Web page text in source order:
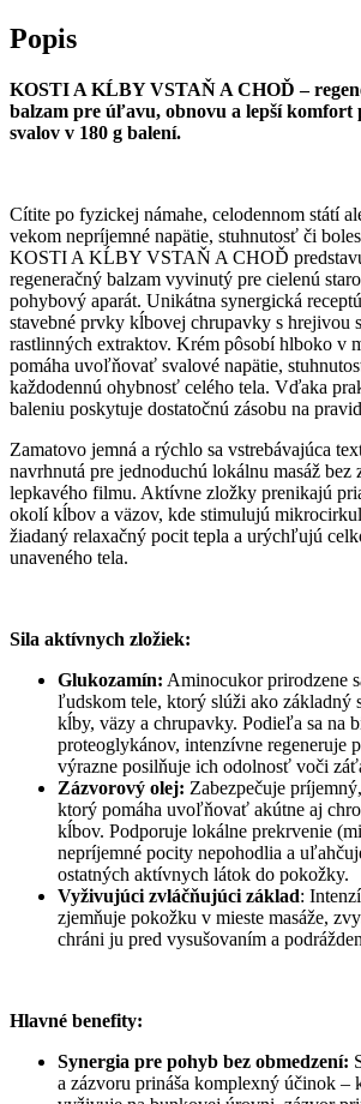
Popis
KOSTI A KĹBY VSTAŇ A CHOĎ –
balzam pre úľavu, obnovu a lepší komfort
svalov v 180 g balení.
Cítite po fyzickej námahe, celodennom státí
vekom nepríjemné napätie, stuhnutosť či
KOSTI A KĹBY VSTAŇ A CHOĎ
regeneračný balzam vyvinutý pre cielenú
pohybový aparát. Unikátna synergická
stavebné prvky kĺbovej chrupavky s hrejivou
rastlinných extraktov. Krém pôsobí hlboko v
pomáha uvoľňovať svalové napätie,
každodennú ohybnosť celého tela. Vďaka
baleniu poskytuje dostatočnú zásobu na
Zamatovo jemná a rýchlo sa vstrebávajúca
navrhnutá pre jednoduchú lokálnu masáž bez
lepkavého filmu. Aktívne zložky prenikajú
okolí kĺbov a väzov, kde stimulujú
žiadaný relaxačný pocit tepla a urýchľujú
unaveného tela.
Sila aktívnych zložiek:
Glukozamín: Aminocukor prirodzene
ľudskom tele, ktorý slúži ako základný
kĺby, väzy a chrupavky. Podieľa sa na
proteoglykánov, intenzívne regeneruje
výrazne posilňuje ich odolnosť voči
Zázvorový olej: Zabezpečuje
ktorý pomáha uvoľňovať akútne aj
kĺbov. Podporuje lokálne prekrvenie
nepríjemné pocity nepohodlia a
ostatných aktívnych látok do pokožky.
Vyživujúci zvláčňujúci základ:
zjemňuje pokožku v mieste masáže,
chráni ju pred vysušovaním a
Hlavné benefity:
Synergia pre pohyb bez obmedzení:
a zázvoru prináša komplexný účinok –